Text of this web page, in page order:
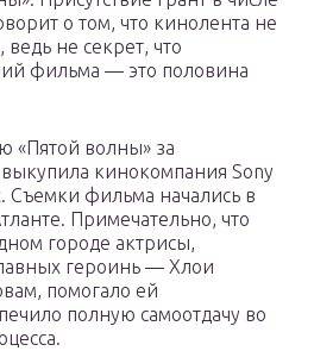
о том, что кинолента не
ведь не секрет, что
фильма — это половина
«Пятой волны» за
кинокомпания Sony
Съемки фильма начались в
Примечательно, что
городе актрисы,
героинь — Хлои
помогало ей
полную самоотдачу во